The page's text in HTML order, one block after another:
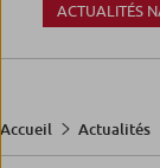
ACTUALITÉS
Accueil Actualités